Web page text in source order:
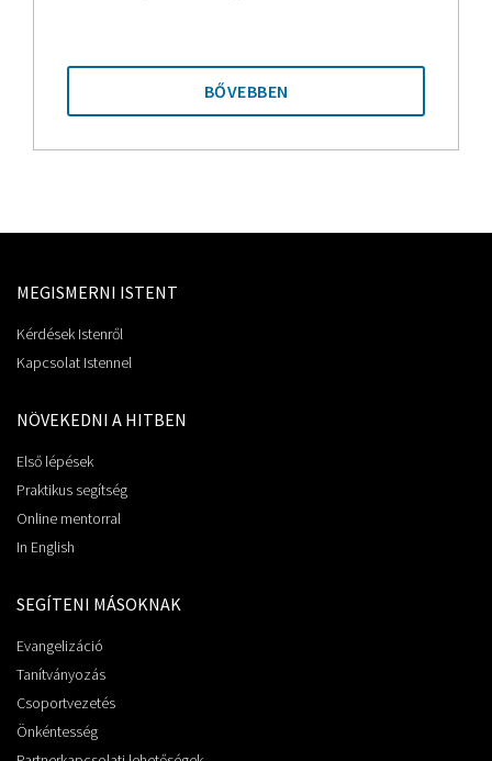
BŐVEBBEN
MEGISMERNI ISTENT
Kérdések Istenről
Kapcsolat Istennel
NÖVEKEDNI A HITBEN
Első lépések
Praktikus segítség
Online mentorral
In English
SEGÍTENI MÁSOKNAK
Evangelizáció
Tanítványozás
Csoportvezetés
Önkéntesség